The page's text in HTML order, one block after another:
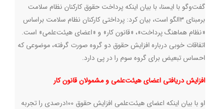
گفت‌وگو با ایسنا، با بیان اینکه پرداخت حقوق کارکنان نظام سلامت
برمبنای ۳الگو است، بیان کرد: پرداختی کارکنان نظام سلامت براساس
«نظام هماهنگ پرداخت»، «قانون کار» و «اعضای هیئت‌علمی» است.
اتفاقات خوبی درباره افزایش حقوق دو گروه صورت گرفته، موضوعی که
احساس تبعیض برای گروه سوم را در پی دارد.
افزایش دریافتی اعضای هیئت‌علمی و مشمولان قانون کار
او با بیان اینکه اعضای هیئت‌علمی افزایش حقوق ۱۰۰درصدی را تجربه